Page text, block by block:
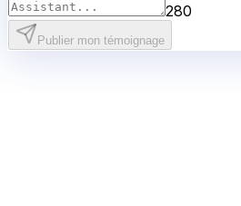
280
Publier mon témoignage